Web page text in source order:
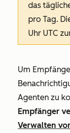
das
pro Tag.
Uhr UTC
Um
Agenten zu
Empfänger
Verwalten